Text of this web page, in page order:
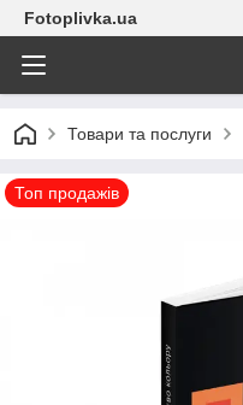
Fotoplivka.ua
Товари та послуги
Топ продажів